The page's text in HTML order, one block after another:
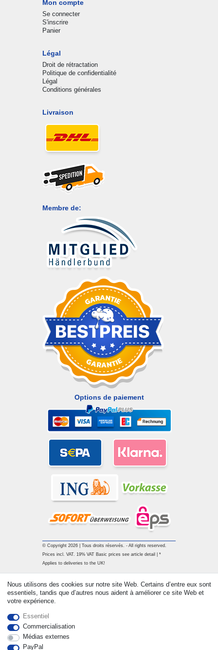
Mon compte
Se connecter
S'inscrire
Panier
Légal
Droit de rétractation
Politique de confidentialité
Légal
Conditions générales
Livraison
Membre de:
Options de paiement
© Copyright 2026 | Tous droits réservés. - All rights reserved.
Prices incl. VAT. 19% VAT Basic prices see article detail | *
Applies to deliveries to the UK!
Nous utilisons des cookies sur notre site Web. Certains d’entre eux sont
essentiels, tandis que d’autres nous aident à améliorer ce site Web et
votre expérience.
Essentiel
Commercialisation
Médias externes
PayPal
Rétracter le contrat ici Contact